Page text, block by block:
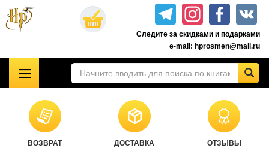
Перейти
Следите за скидками и подарками
e-mail: hprosmen@mail.ru
Комплекты книг о Гарри Поттере
Акционные товары к комплекту 7 книг Росмэн
ВОЗВРАТ ДОСТАВКА ОТЗЫВЫ